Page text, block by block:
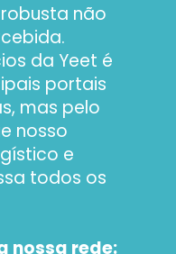
não
da Yeet é
portais
mas pelo
nosso
e
todos os
nossa rede: